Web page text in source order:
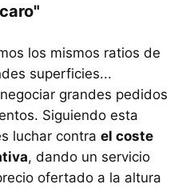
los mismos ratios de
superficies...
grandes pedidos
Siguiendo esta
luchar contra el coste
, dando un servicio
ofertado a la altura